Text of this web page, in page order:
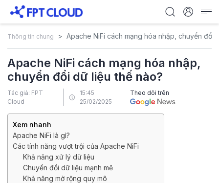
Thông tin chung Apache NiFi cách mạng hóa nhập, chuyển đổi
Apache NiFi cách mạng hóa nhập,
chuyển đổi dữ liệu thế nào?
Tác giả: FPT
Cloud
15:45
25/02/2025
Theo dõi trên
Xem nhanh
Apache NiFi là gì?
Các tính năng vượt trội của Apache NiFi
Khả năng xử lý dữ liệu
Chuyển đổi dữ liệu mạnh mẽ
Khả năng mở rộng quy mô